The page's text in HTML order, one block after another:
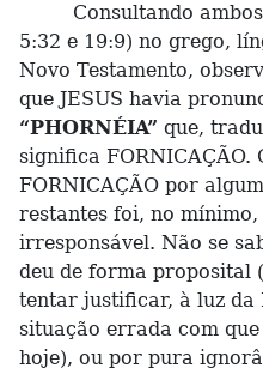
Consultando ambos
5:32 e 19:9) no grego,
Novo Testamento,
que JESUS havia
“PHORNÉIA” que,
significa FORNICAÇÃO.
FORNICAÇÃO por
restantes foi, no
irresponsável. Não se
deu de forma proposital
tentar justificar, à luz da
situação errada com
hoje), ou por pura